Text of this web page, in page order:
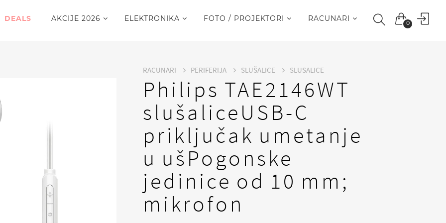
0
DEALS AKCIJE 2026 ELEKTRONIKA FOTO / PROJEKTORI RACUNARI
RACUNARI PERIFERIJA SLUŠALICE SLUSALICE
Philips TAE2146WT
slušaliceUSB-C
priključak umetanje
u ušPogonske
jedinice od 10 mm;
mikrofon